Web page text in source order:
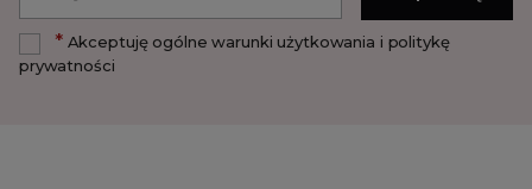
*Akceptuję ogólne warunki użytkowania i politykę
prywatności